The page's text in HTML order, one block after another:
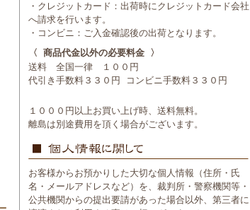
・クレジットカード：出荷時にクレジットカード会社
へ請求を行います。
・コンビニ：ご入金確認後の出荷となります。
〈 商品代金以外の必要料金 〉
送料 全国一律 １００円
代引き手数料３３０円 コンビニ手数料３３０円
１０００円以上お買い上げ時、送料無料。
離島は別途費用を頂く場合がございます。
お客様からお預かりした大切な個人情報（住所・氏
名・メールアドレスなど）を、裁判所・警察機関等・
公共機関からの提出要請があった場合以外、第三者に